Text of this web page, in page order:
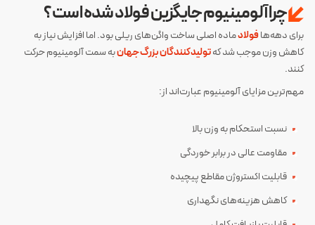
چرا آلومینیوم جایگزین فولاد شده است؟
برای دهه‌هافولادماده اصلی ساخت واگن‌های ریلی بود. اما افزایش نیاز به
کاهش وزن موجب شد کهتولیدکنندگان بزرگ جهانبه سمت آلومینیوم حرکت
کنند.
مهم‌ترین مزایای آلومینیوم عبارت‌اند از:
نسبت استحکام به وزن بالا
مقاومت عالی در برابر خوردگی
قابلیت اکستروژن مقاطع پیچیده
کاهش هزینه‌های نگهداری